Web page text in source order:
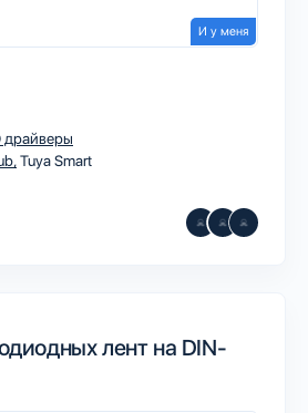
И у меня
драйверы
Tuya Smart
лент на DIN-